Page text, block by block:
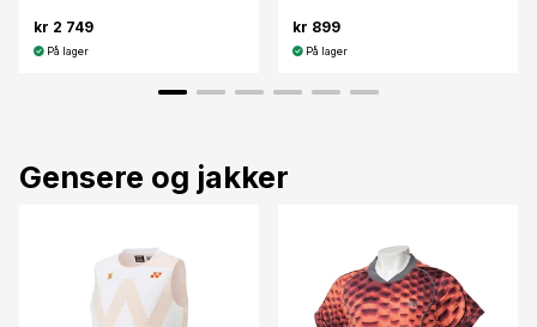
kr 2 749
På lager
kr 899
På lager
Gensere og jakker